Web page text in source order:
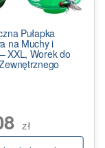
Pułapka
na Muchy i
XXL, Worek do
zł